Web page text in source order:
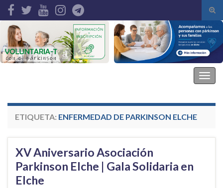
de
Search for:
ETIQUETA: ENFERMEDAD DE PARKINSON ELCHE
XV Aniversario Asociación
Parkinson Elche | Gala Solidaria en
Elche